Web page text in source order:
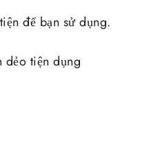
để bạn sử dụng.
dẻo tiện dụng